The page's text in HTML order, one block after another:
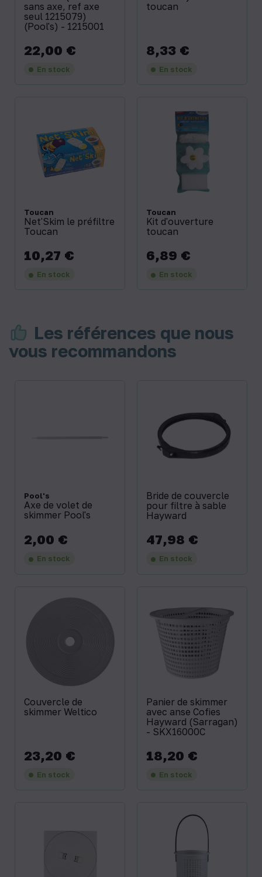
sans axe, ref axe
seul 1215079)
(Pool's) - 1215001
Prix
22,00 €
En stock
toucan
Prix
8,33 €
En stock
Toucan
Net'Skim le préfiltre
Toucan
Prix
10,27 €
En stock
Toucan
Kit d'ouverture
toucan
Prix
6,89 €
En stock
Les références que nous
vous recommandons
Pool's
Axe de volet de
skimmer Pool's
Prix
2,00 €
En stock
Bride de couvercle
pour filtre à sable
Hayward
Prix
47,98 €
En stock
Couvercle de
skimmer Weltico
Prix
23,20 €
En stock
Panier de skimmer
avec anse Cofies
Hayward (Sarragan)
- SKX16000C
Prix
18,20 €
En stock